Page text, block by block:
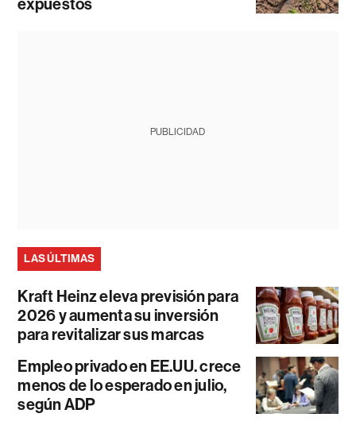
PUBLICIDAD
LAS ÚLTIMAS
Kraft Heinz eleva previsión para
2026 y aumenta su inversión
para revitalizar sus marcas
Empleo privado en EE.UU. crece
menos de lo esperado en julio,
según ADP